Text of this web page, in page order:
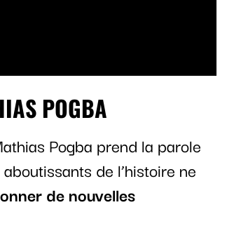
POGBA
Pogba prend la parole
de l’histoire ne
de nouvelles